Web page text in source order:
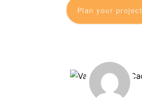
Plan your project